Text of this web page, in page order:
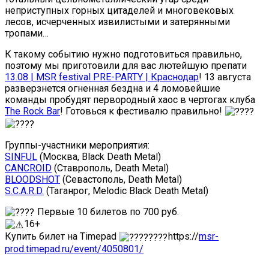
неприступных горных цитаделей и многовековых
лесов, исчерченных извилистыми и затерянными
тропами…
К такому событию нужно подготовиться правильно,
поэтому мы приготовили для вас лютейшую препати
13.08 | MSR festival PRE-PARTY | Краснодар! 13 августа
разверзнется огненная бездна и 4 ломовейшие
команды пробудят первородный хаос в чертогах клуба
The Rock Bar! Готовься к фестивалю правильно!
Группы-участники мероприятия:
SINFUL (Москва, Black Death Metal)
CANCROID (Ставрополь, Death Metal)
BLOODSHOT (Севастополь, Death Metal)
S.C.A.R.D. (Таганрог, Melodic Black Death Metal)
Первые 10 билетов по 700 руб.
16+
Купить билет на Timepad
https://msr-
prod.timepad.ru/event/4050801/